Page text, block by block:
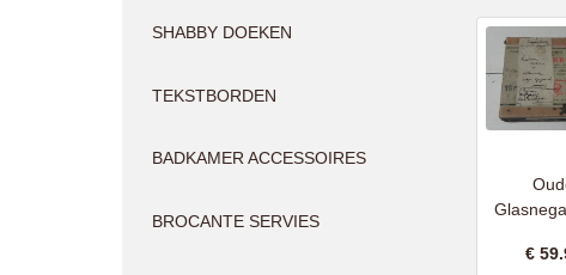
SHABBY DOEKEN
TEKSTBORDEN
BADKAMER ACCESSOIRES
BROCANTE SERVIES
€